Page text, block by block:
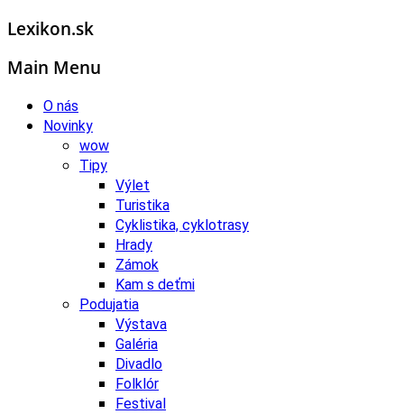
Lexikon.sk
Main Menu
O nás
Novinky
wow
Tipy
Výlet
Turistika
Cyklistika, cyklotrasy
Hrady
Zámok
Kam s deťmi
Podujatia
Výstava
Galéria
Divadlo
Folklór
Festival